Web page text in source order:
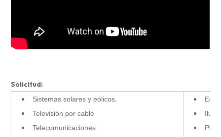
Solicitud:
Sistemas solares y eólicos.
Televisión por cable
Telecomunicaciones